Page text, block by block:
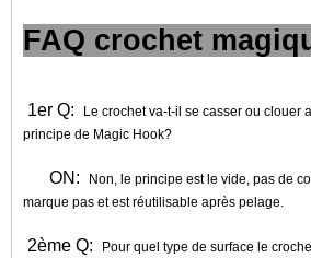
FAQ crochet
1er Q:
Le crochet va-t-il se casser ou clouer
principe de Magic Hook?
ON:
Non, le principe est le vide, pas de
marque pas et est réutilisable après pelage.
2ème Q:
Pour quel type de surface le